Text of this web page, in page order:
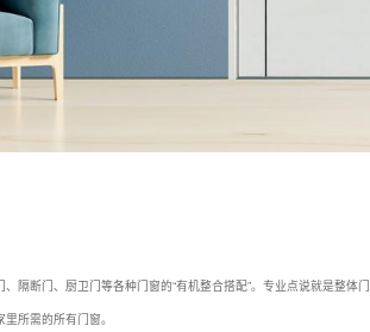
隔断门、厨卫门等各种门窗的“有机整合搭配”。专业点说就是整体
所需的所有门窗。